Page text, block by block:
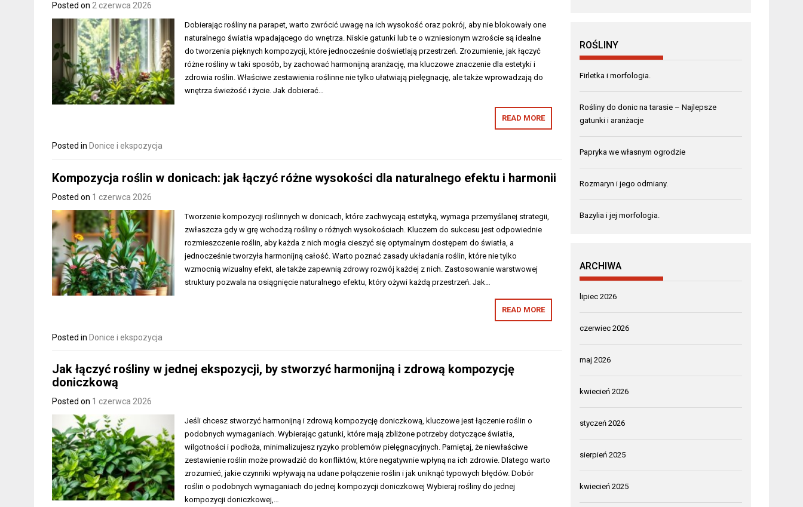
Posted on 2 czerwca 2026
Dobierając rośliny na parapet, warto zwrócić uwagę na ich wysokość oraz pokrój, aby nie blokowały one
naturalnego światła wpadającego do wnętrza. Niskie gatunki lub te o wzniesionym wzroście są idealne
do tworzenia pięknych kompozycji, które jednocześnie doświetlają przestrzeń. Zrozumienie, jak łączyć
różne rośliny w taki sposób, by zachować harmonijną aranżację, ma kluczowe znaczenie dla estetyki i
zdrowia roślin. Właściwe zestawienia roślinne nie tylko ułatwiają pielęgnację, ale także wprowadzają do
wnętrza świeżość i życie. Jak dobierać…
READ MORE
Posted in Donice i ekspozycja
Kompozycja roślin w donicach: jak łączyć różne wysokości dla naturalnego efektu i harmonii
Posted on 1 czerwca 2026
Tworzenie kompozycji roślinnych w donicach, które zachwycają estetyką, wymaga przemyślanej strategii,
zwłaszcza gdy w grę wchodzą rośliny o różnych wysokościach. Kluczem do sukcesu jest odpowiednie
rozmieszczenie roślin, aby każda z nich mogła cieszyć się optymalnym dostępem do światła, a
jednocześnie tworzyła harmonijną całość. Warto poznać zasady układania roślin, które nie tylko
wzmocnią wizualny efekt, ale także zapewnią zdrowy rozwój każdej z nich. Zastosowanie warstwowej
struktury pozwala na osiągnięcie naturalnego efektu, który ożywi każdą przestrzeń. Jak…
READ MORE
Posted in Donice i ekspozycja
Jak łączyć rośliny w jednej ekspozycji, by stworzyć harmonijną i zdrową kompozycję
doniczkową
Posted on 1 czerwca 2026
Jeśli chcesz stworzyć harmonijną i zdrową kompozycję doniczkową, kluczowe jest łączenie roślin o
podobnych wymaganiach. Wybierając gatunki, które mają zbliżone potrzeby dotyczące światła,
wilgotności i podłoża, minimalizujesz ryzyko problemów pielęgnacyjnych. Pamiętaj, że niewłaściwe
zestawienie roślin może prowadzić do konfliktów, które negatywnie wpłyną na ich zdrowie. Dlatego warto
zrozumieć, jakie czynniki wpływają na udane połączenie roślin i jak uniknąć typowych błędów. Dobór
roślin o podobnych wymaganiach do jednej kompozycji doniczkowej Wybieraj rośliny do jednej
kompozycji doniczkowej,…
ROŚLINY
Firletka i morfologia.
Rośliny do donic na tarasie – Najlepsze
gatunki i aranżacje
Papryka we własnym ogrodzie
Rozmaryn i jego odmiany.
Bazylia i jej morfologia.
ARCHIWA
lipiec 2026
czerwiec 2026
maj 2026
kwiecień 2026
styczeń 2026
sierpień 2025
kwiecień 2025